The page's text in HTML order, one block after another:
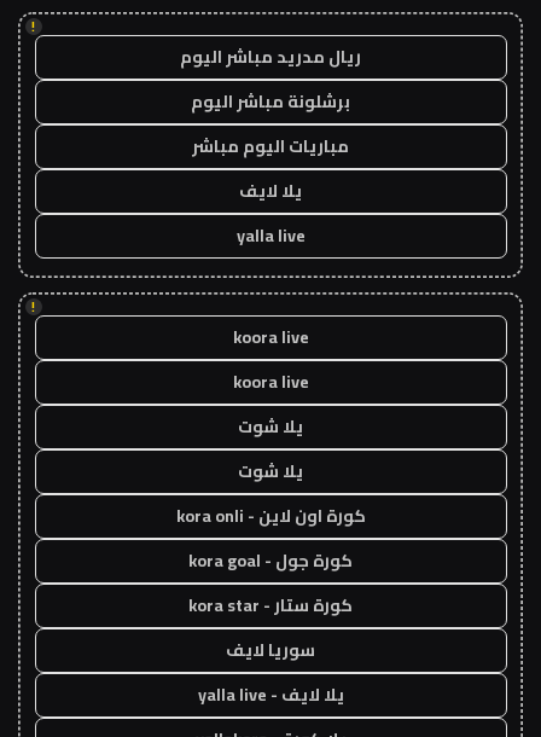
!
ريال مدريد مباشر اليوم
برشلونة مباشر اليوم
مباريات اليوم مباشر
يلا لايف
yalla live
!
koora live
koora live
يلا شوت
يلا شوت
كورة اون لاين - kora onli
كورة جول - kora goal
كورة ستار - kora star
سوريا لايف
يلا لايف - yalla live